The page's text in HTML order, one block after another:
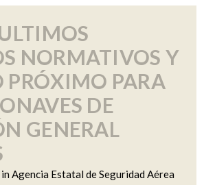
NORMATIVOS Y
PRÓXIMO PARA
DE
GENERAL
inAgencia Estatal de Seguridad Aérea